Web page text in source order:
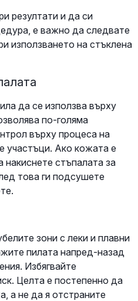
резултати и да си
е важно да следвате
използването на стъклена
да се използва върху
по-голяма
върху процеса на
участъци. Ако кожата е
стъпалата за
това ги подсушете
зони с леки и плавни
пилата напред-назад
Избягвайте
Целта е постепенно да
а не да я отстраните